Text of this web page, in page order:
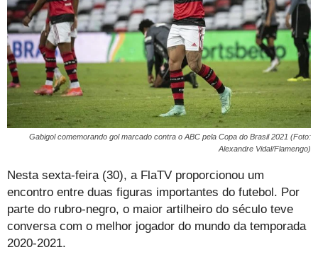
Gabigol comemorando gol marcado contra o ABC pela Copa do Brasil 2021 (Foto:
Alexandre Vidal/Flamengo)
Nesta sexta-feira (30), a FlaTV proporcionou um
encontro entre duas figuras importantes do futebol. Por
parte do rubro-negro, o maior artilheiro do século teve
conversa com o melhor jogador do mundo da temporada
2020-2021.